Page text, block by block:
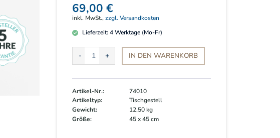
69,00 €
inkl. MwSt.,zzgl. Versandkosten
Lieferzeit: 4Werktage (Mo-Fr)
IN DEN WARENKORB
Artikel-Nr.:
74010
Artikeltyp:
Tischgestell
Gewicht:
12,50 kg
Größe:
45 x 45 cm